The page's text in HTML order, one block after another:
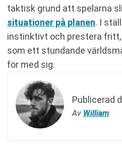
taktisk grund att spelarna
situationer på planen. I
instinktivt och prestera
som ett stundande
för med sig.
Publicerad
Av William